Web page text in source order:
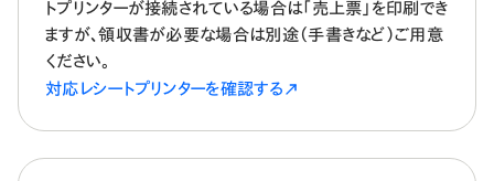
トプリンターが接続されている場合は「売上票」を印刷でき
ますが、領収書が必要な場合は別途（手書きなど）ご用意
ください。
対応レシートプリンターを確認する